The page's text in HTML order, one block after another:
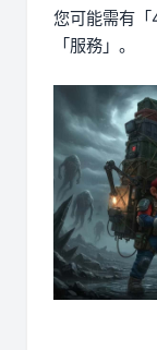
您可能需有
「服務」。